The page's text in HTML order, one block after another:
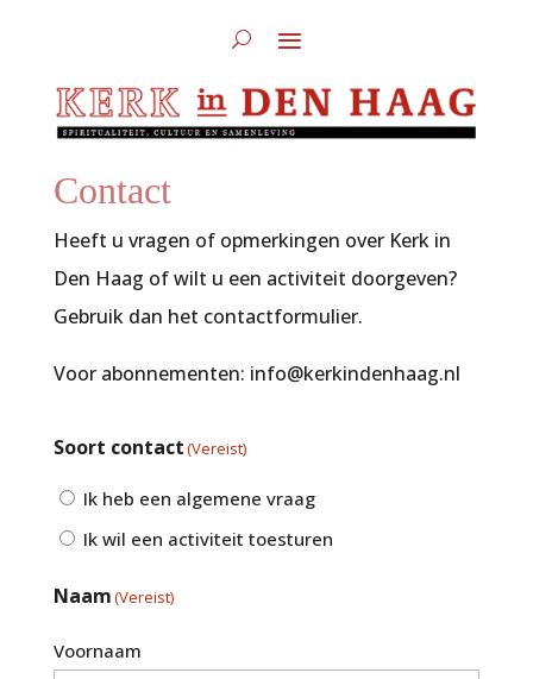
Contact
Heeft u vragen of opmerkingen over Kerk in
Den Haag of wilt u een activiteit doorgeven?
Gebruik dan het contactformulier.
Voor abonnementen: info@kerkindenhaag.nl
Soort contact(Vereist)
Ik heb een algemene vraag
Ik wil een activiteit toesturen
Naam(Vereist)
Voornaam